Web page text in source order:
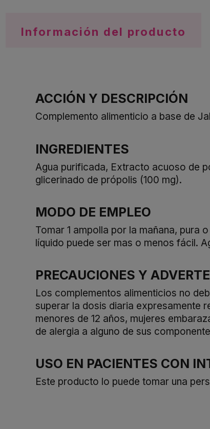
Información del producto
ACCIÓN Y DESCRIPCIÓN
Complemento alimenticio a base de
INGREDIENTES
Agua purificada, Extracto acuoso de
glicerinado de própolis (100 mg).
MODO DE EMPLEO
Tomar 1 ampolla por la mañana, pura
líquido puede ser mas o menos fácil.
PRECAUCIONES Y
Los complementos alimenticios no
superar la dosis diaria expresamente
menores de 12 años, mujeres
de alergia a alguno de sus
USO EN PACIENTES CON
Este producto lo puede tomar una